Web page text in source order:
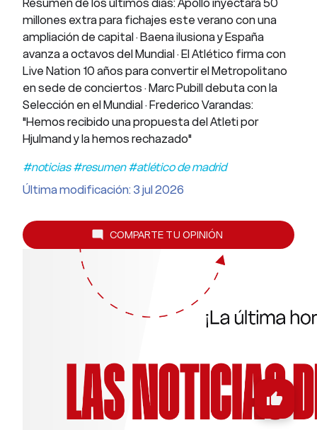
thumb_up
Resumen de los últimos días: Apollo inyectará 50
millones extra para fichajes este verano con una
ampliación de capital · Baena ilusiona y España
avanza a octavos del Mundial · El Atlético firma con
Live Nation 10 años para convertir el Metropolitano
en sede de conciertos · Marc Pubill debuta con la
Selección en el Mundial · Frederico Varandas:
"Hemos recibido una propuesta del Atleti por
Hjulmand y la hemos rechazado"
#noticias #resumen #atlético de madrid
Última modificación: 3 jul 2026
mode_comment COMPARTE TU OPINIÓN